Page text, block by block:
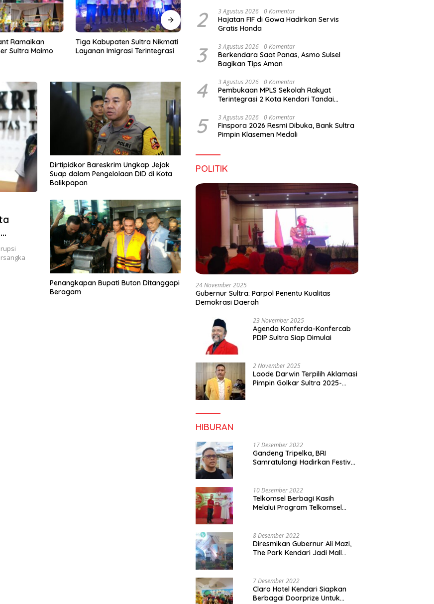
Sultra Nikmati
Terintegrasi
Harapan Tidak Mengenal
Batas Negara
Sultra Terus Maju, Namun
Infrastruktur Pariwisata dan
Perikanan Masih Jadi
Tantangan
Bank Sultra Pimpin Klasemen
Medali
Dirtipidkor Bareskrim Ungkap Jejak
Suap dalam Pengelolaan DID di Kota
Balikpapan
Penangkapan Bupati Buton Ditanggapi
Beragam
2 3 Agustus 2026 0 Komentar
Hajatan FIF di Gowa Hadirkan Servis
Gratis Honda
3 3 Agustus 2026 0 Komentar
Berkendara Saat Panas, Asmo Sulsel
Bagikan Tips Aman
4 3 Agustus 2026 0 Komentar
Pembukaan MPLS Sekolah Rakyat
Terintegrasi 2 Kota Kendari Tandai
5 3 Agustus 2026 0 Komentar
Finspora 2026 Resmi Dibuka, Bank Sultra
Pimpin Klasemen Medali
POLITIK
24 November 2025
Gubernur Sultra: Parpol Penentu Kualitas
Demokrasi Daerah
23 November 2025
Agenda Konferda-Konfercab
PDIP Sultra Siap Dimulai
2 November 2025
Laode Darwin Terpilih Aklamasi
Pimpin Golkar Sultra 2025-
HIBURAN
17 Desember 2022
Gandeng Tripelka, BRI
Samratulangi Hadirkan Festival
10 Desember 2022
Telkomsel Berbagi Kasih
Melalui Program Telkomsel
8 Desember 2022
Diresmikan Gubernur Ali Mazi,
The Park Kendari Jadi Mall
7 Desember 2022
Claro Hotel Kendari Siapkan
Berbagai Doorprize Untuk